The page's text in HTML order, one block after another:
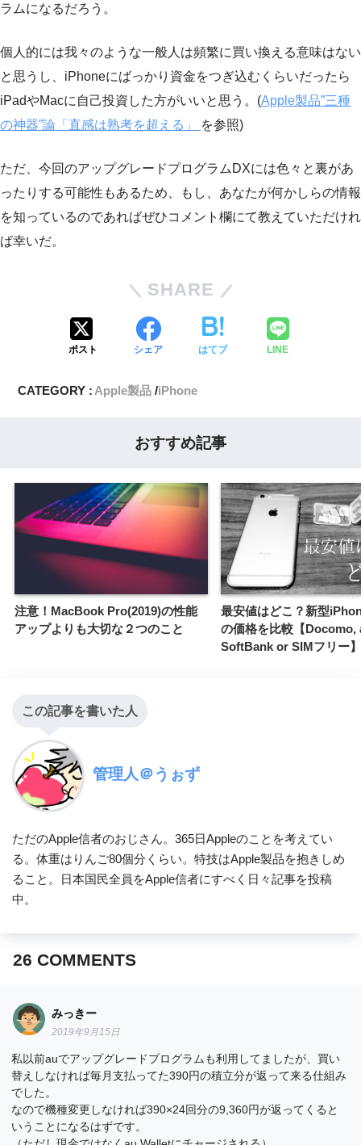
ラムになるだろう。
個人的には我々のような一般人は頻繁に買い換える意味はない
と思うし、iPhoneにばっかり資金をつぎ込むくらいだったら
iPadやMacに自己投資した方がいいと思う。(Apple製品”三種
の神器”論「直感は熟考を超える」
を参照)
ただ、今回のアップグレードプログラムDXには色々と裏があ
ったりする可能性もあるため、もし、あなたが何かしらの情報
を知っているのであればぜひコメント欄にて教えていただけれ
ば幸いだ。
SHARE
ポスト シェア はてブ LINE
CATEGORY : Apple製品 iPhone
おすすめ記事
注意！MacBook Pro(2019)の性能
アップよりも大切な２つのこと
最安値はどこ？新型
の価格を比較【Docomo,
SoftBank or SIMフリー】
この記事を書いた人
管理人＠うぉず
ただのApple信者のおじさん。365日Appleのことを考えてい
る。体重はりんご80個分くらい。特技はApple製品を抱きしめ
ること。日本国民全員をApple信者にすべく日々記事を投稿
中。
26 COMMENTS
みっきー
2019年9月15日
私以前auでアップグレードプログラムも利用してましたが、買い
替えしなければ毎月支払ってた390円の積立分が返って来る仕組み
でした。
なので機種変更しなければ390×24回分の9,360円が返ってくると
いうことになるはずです。